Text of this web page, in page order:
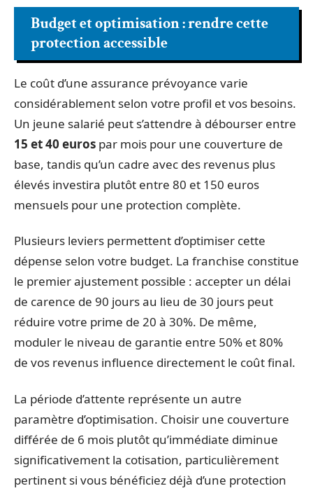
Budget et optimisation : rendre cette
protection accessible
Le coût d’une assurance prévoyance varie
considérablement selon votre profil et vos besoins.
Un jeune salarié peut s’attendre à débourser entre
15 et 40 euros par mois pour une couverture de
base, tandis qu’un cadre avec des revenus plus
élevés investira plutôt entre 80 et 150 euros
mensuels pour une protection complète.
Plusieurs leviers permettent d’optimiser cette
dépense selon votre budget. La franchise constitue
le premier ajustement possible : accepter un délai
de carence de 90 jours au lieu de 30 jours peut
réduire votre prime de 20 à 30%. De même,
moduler le niveau de garantie entre 50% et 80%
de vos revenus influence directement le coût final.
La période d’attente représente un autre
paramètre d’optimisation. Choisir une couverture
différée de 6 mois plutôt qu’immédiate diminue
significativement la cotisation, particulièrement
pertinent si vous bénéficiez déjà d’une protection